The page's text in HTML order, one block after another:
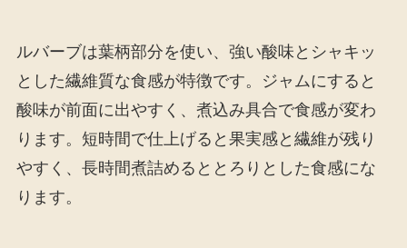
ルバーブは葉柄部分を使い、強い酸味とシャキッ
とした繊維質な食感が特徴です。ジャムにすると
酸味が前面に出やすく、煮込み具合で食感が変わ
ります。短時間で仕上げると果実感と繊維が残り
やすく、長時間煮詰めるととろりとした食感にな
ります。